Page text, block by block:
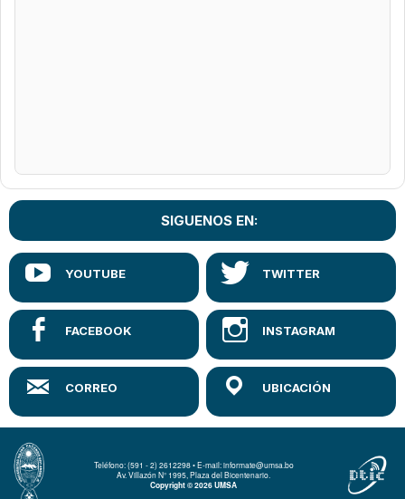
SIGUENOS EN:
Teléfono: (591 - 2) 2612298 • E-mail: informate@umsa.bo
Av. Villazón N° 1995, Plaza del Bicentenario.
Copyright © 2026 UMSA